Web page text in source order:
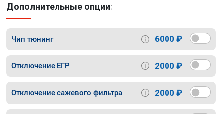
Дополнительные опции:
Чип тюнинг 6000 ₽
Отключение ЕГР 2000 ₽
Отключение сажевого фильтра 2000 ₽